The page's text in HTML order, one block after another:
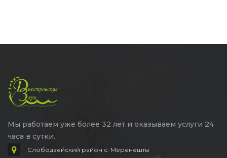
Мы работаем уже более 32 лет и оказываем услуги 24
часа в сутки.
Слободзейский район с. Меренешты